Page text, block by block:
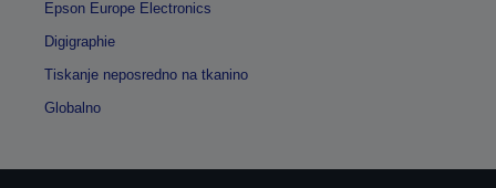
Epson Europe Electronics
Digigraphie
Tiskanje neposredno na tkanino
Globalno